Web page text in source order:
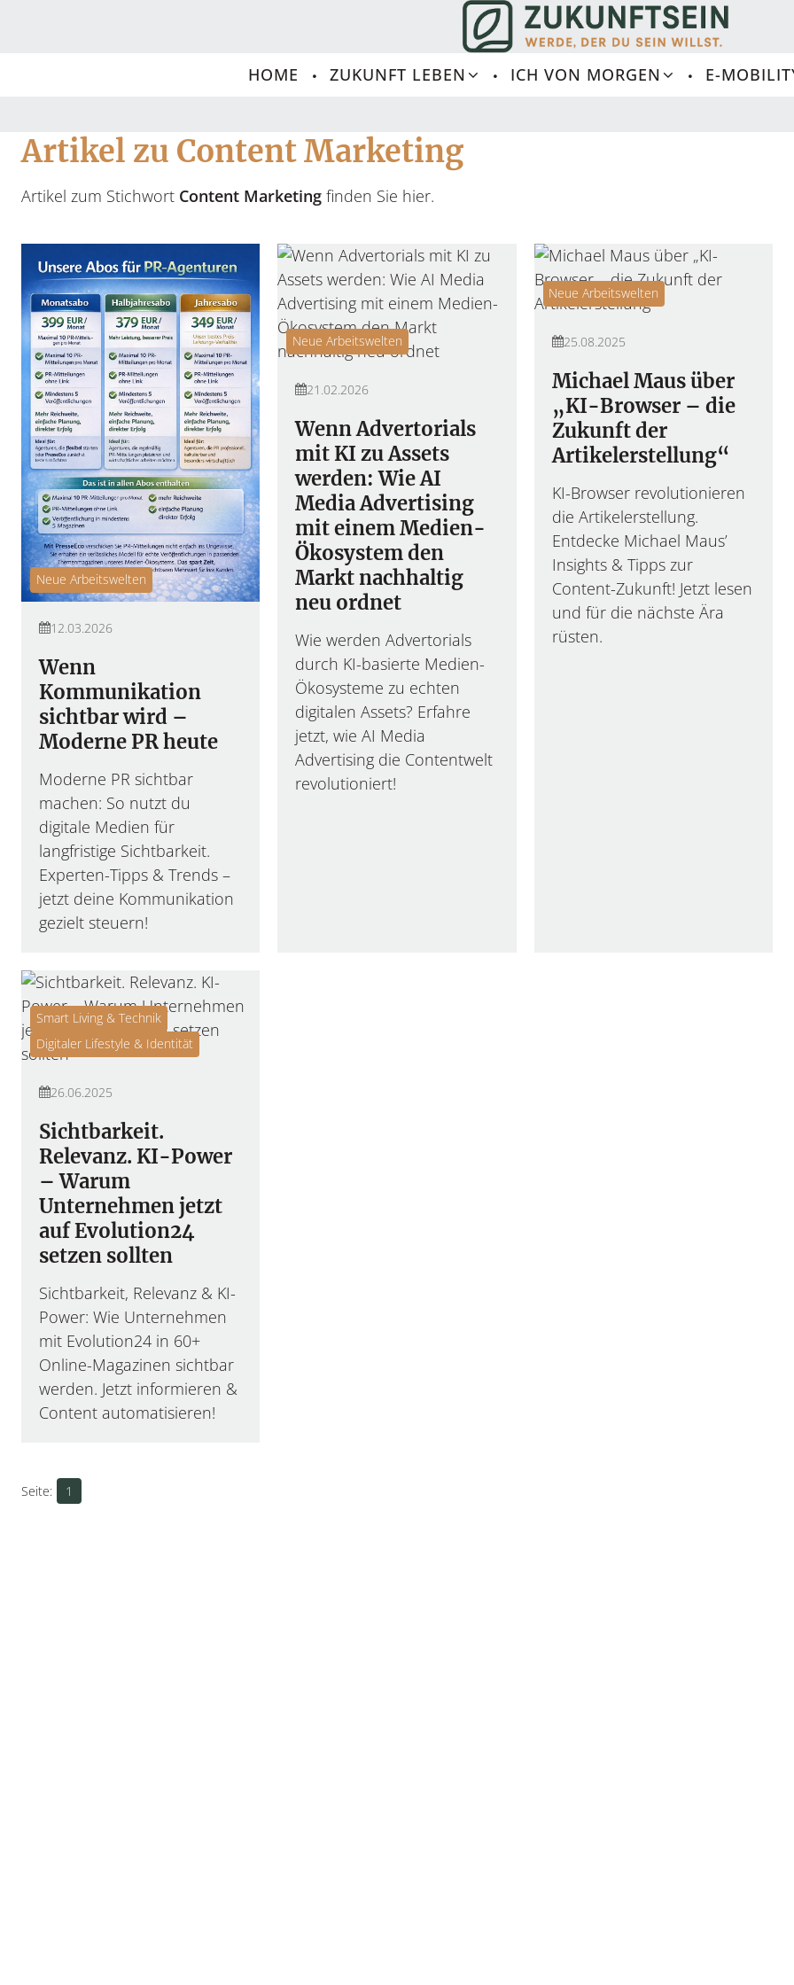
HOME ZUKUNFT LEBEN ICH VON MORGEN E-
Artikel zu Content Marketing
Artikel zum Stichwort Content Marketing finden Sie hier.
Neue Arbeitswelten
12.03.2026
Wenn
Kommunikation
sichtbar wird –
Moderne PR heute
Moderne PR sichtbar
machen: So nutzt du
digitale Medien für
langfristige Sichtbarkeit.
Experten-Tipps & Trends –
jetzt deine Kommunikation
gezielt steuern!
Neue Arbeitswelten
21.02.2026
Wenn Advertorials
mit KI zu Assets
werden: Wie AI
Media Advertising
mit einem Medien-
Ökosystem den
Markt nachhaltig
neu ordnet
Wie werden Advertorials
durch KI-basierte Medien-
Ökosysteme zu echten
digitalen Assets? Erfahre
jetzt, wie AI Media
Advertising die Contentwelt
revolutioniert!
Neue Arbeitswelten
25.08.2025
Michael Maus über
„KI-Browser – die
Zukunft der
Artikelerstellung“
KI-Browser revolutionieren
die Artikelerstellung.
Entdecke Michael Maus’
Insights & Tipps zur
Content-Zukunft! Jetzt lesen
und für die nächste Ära
rüsten.
Smart Living & Technik
Digitaler Lifestyle & Identität
26.06.2025
Sichtbarkeit.
Relevanz. KI-Power
– Warum
Unternehmen jetzt
auf Evolution24
setzen sollten
Sichtbarkeit, Relevanz & KI-
Power: Wie Unternehmen
mit Evolution24 in 60+
Online-Magazinen sichtbar
werden. Jetzt informieren &
Content automatisieren!
1